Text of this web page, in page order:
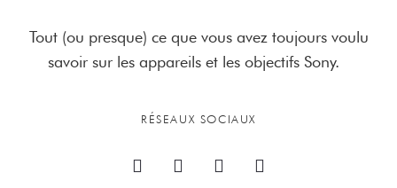
Tout (ou presque) ce que vous avez toujours voulu
savoir sur les appareils et les objectifs Sony.
RÉSEAUX SOCIAUX